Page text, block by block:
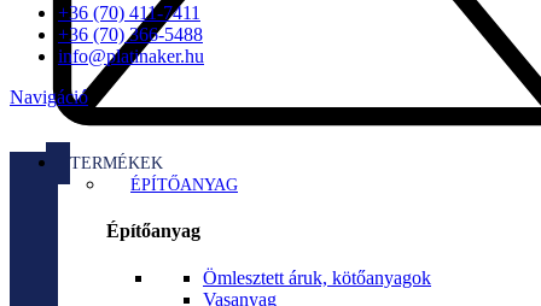
+36 (70) 411-7411
+36 (70) 366-5488
info@platinaker.hu
Navigáció
TERMÉKEK
ÉPÍTŐANYAG
Építőanyag
Ömlesztett áruk, kötőanyagok
Vasanyag